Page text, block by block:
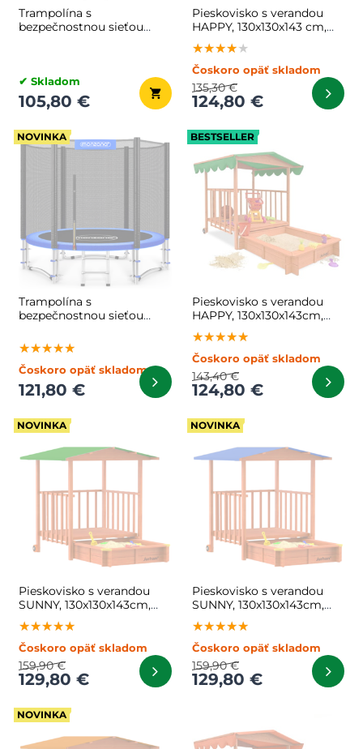
Trampolína s
bezpečnostnou sieťou
✔ Skladom
105,80 €
Pieskovisko s verandou
HAPPY, 130x130x143 cm,
hnedá/modrá
★★★★★
★★★★★
★★★★★
Čoskoro opäť skladom
124,80 €
135,30 €
NOVINKA
Trampolína s
bezpečnostnou sieťou
čierna/modrá
★★★★★
★★★★★
★★★★★
Čoskoro opäť skladom
121,80 €
BESTSELLER
Pieskovisko s verandou
HAPPY, 130x130x143cm,
hnedá/zelená
★★★★★
★★★★★
★★★★★
Čoskoro opäť skladom
124,80 €
143,40 €
NOVINKA
Pieskovisko s verandou
SUNNY, 130x130x143cm,
hnedá/zelená
★★★★★
★★★★★
★★★★★
Čoskoro opäť skladom
129,80 €
159,90 €
NOVINKA
Pieskovisko s verandou
SUNNY, 130x130x143cm,
hnedá/modrá
★★★★★
★★★★★
★★★★★
Čoskoro opäť skladom
129,80 €
159,90 €
NOVINKA